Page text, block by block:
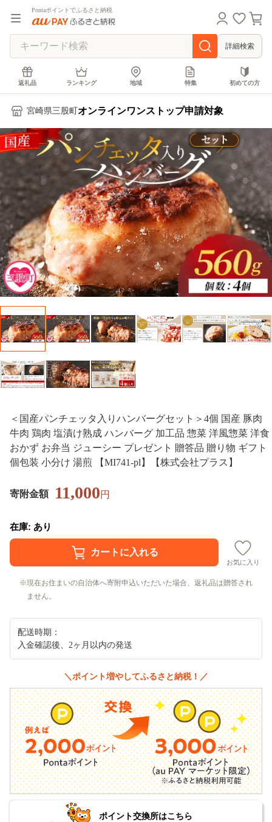
Pontaポイントでふるさと納税
詳細検索
返礼品 ランキング 地域 特集 初めての方
宮崎県三股町 オンラインワンストップ申請対象
＜国産パンチェッタ入りハンバーグセット＞4個 国産 豚肉
牛肉 鶏肉 塩漬け熟成 ハンバーグ 加工品 惣菜 洋風惣菜 洋食
おかず お弁当 ジューシー プレゼント 贈答品 贈り物 ギフト
個包装 小分け 湯煎 【MI741-pl】【株式会社プラス】
寄附金額 11,000円
在庫: あり
お気に入り
現在お住まいの自治体へ寄附申込いただいた場合、返礼品は贈答され
ません。
配送時期：
入金確認後、2ヶ月以内の発送
＼ポイント増やしてふるさと納税！／
ポイント交換所はこちら